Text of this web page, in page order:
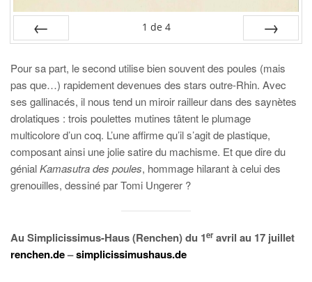
1 de 4
Pour sa part, le second utilise bien souvent des poules (mais
pas que…) rapidement devenues des stars outre-Rhin. Avec
ses gallinacés, il nous tend un miroir railleur dans des saynètes
drolatiques : trois poulettes mutines tâtent le plumage
multicolore d’un coq. L’une affirme qu’il s’agit de plastique,
composant ainsi une jolie satire du machisme. Et que dire du
génialKamasutra des poules, hommage hilarant à celui des
grenouilles, dessiné par Tomi Ungerer ?
Au Simplicissimus-Haus (Renchen) du 1eravril au 17 juillet
renchen.de–simplicissimushaus.de